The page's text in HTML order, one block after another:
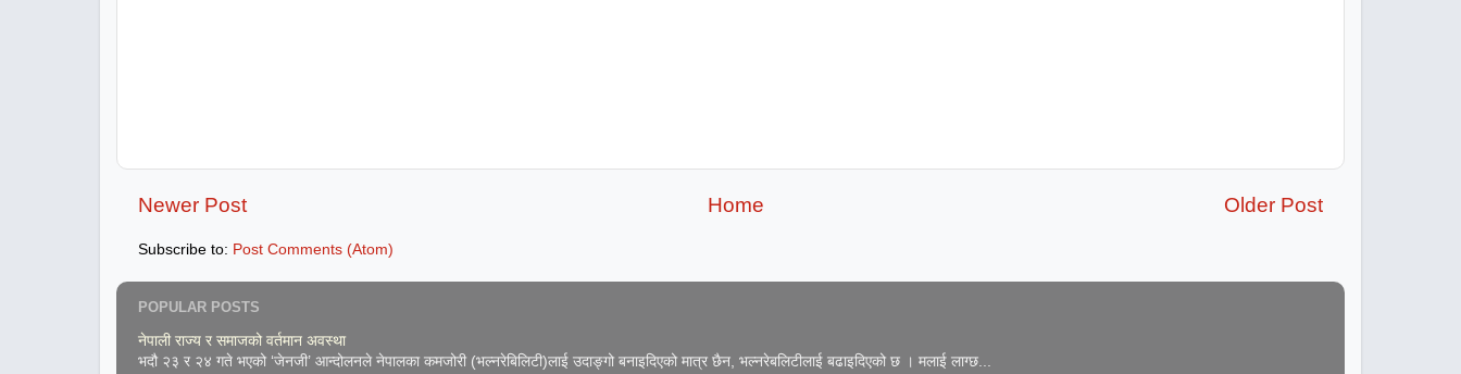
Newer Post Older Post
Home
Subscribe to: Post Comments (Atom)
POPULAR POSTS
नेपाली राज्य र समाजको वर्तमान अवस्था
भदौ २३ र २४ गते भएको ‘जेनजी’ आन्दोलनले नेपालका कमजोरी (भल्नरेबिलिटी)लाई उदाङ्गो बनाइदिएको मात्र छैन, भल्नरेबलिटीलाई बढाइदिएको छ । मलाई लाग्छ...